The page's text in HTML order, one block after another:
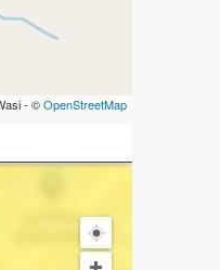
- ©OpenStreetMap